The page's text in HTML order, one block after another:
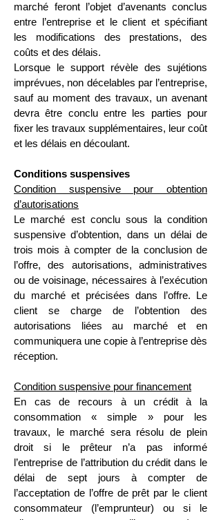
marché feront l’objet d’avenants conclus
entre l’entreprise et le client et spécifiant
les modifications des prestations, des
coûts et des délais.
Lorsque le support révèle des sujétions
imprévues, non décelables par l’entreprise,
sauf au moment des travaux, un avenant
devra être conclu entre les parties pour
fixer les travaux supplémentaires, leur coût
et les délais en découlant.
Conditions suspensives
Condition suspensive pour obtention
d’autorisations
Le marché est conclu sous la condition
suspensive d’obtention, dans un délai de
trois mois à compter de la conclusion de
l’offre, des autorisations, administratives
ou de voisinage, nécessaires à l’exécution
du marché et précisées dans l’offre. Le
client se charge de l’obtention des
autorisations liées au marché et en
communiquera une copie à l’entreprise dès
réception.
Condition suspensive pour financement
En cas de recours à un crédit à la
consommation « simple » pour les
travaux, le marché sera résolu de plein
droit si le prêteur n’a pas informé
l’entreprise de l’attribution du crédit dans le
délai de sept jours à compter de
l’acceptation de l’offre de prêt par le client
consommateur (l’emprunteur) ou si le